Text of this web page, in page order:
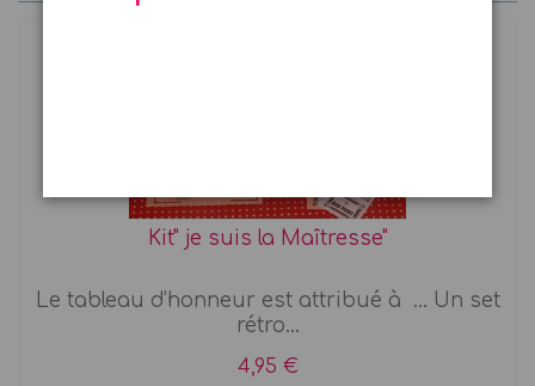
Kit" je suis la Maîtresse"
Le tableau d'honneur est attribué à ... Un set
rétro...
4,95 €